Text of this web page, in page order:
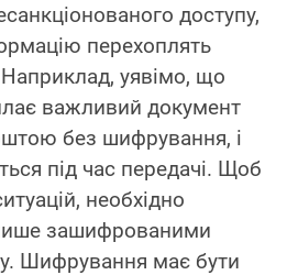
доступу,
перехоплять
уявімо, що
важливий документ
без шифрування, і
під час передачі. Щоб
необхідно
зашифрованими
Шифрування має бути